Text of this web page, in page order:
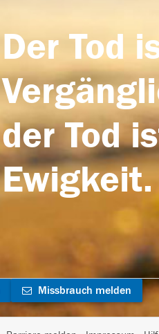
Der Tod
der Tod
Ewigkeit.
Missbrauch melden